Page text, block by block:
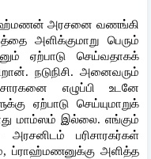
ப்ராஹ்மணன் அரசனை வணங்கி
அளிக்குமாறு பெரும்
ஏற்பாடு செய்வதாகக்
நடுநிசி. அனைவரும்
எழுப்பி உடனே
ஏற்பாடு செய்யுமாறுக்
மாம்ஸம் இல்லை. எங்கும்
அரசனிடம் பரிசாரகர்கள்
ப்ராஹ்மணனுக்கு அளித்த